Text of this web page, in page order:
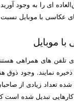
ای را به وجود
عکاسی با موبایل
موبایل
تلفن های همراهی
نمایند. وجود ذوق
تعداد زیادی از
کارهایی تبدیل شده